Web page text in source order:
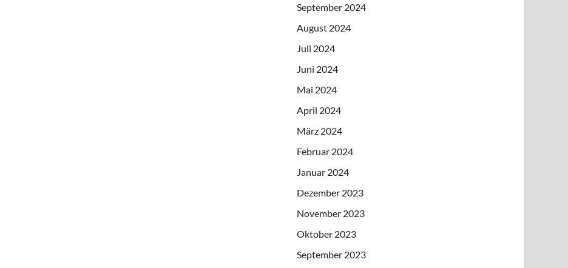
September 2024
August 2024
Juli 2024
Juni 2024
Mai 2024
April 2024
März 2024
Februar 2024
Januar 2024
Dezember 2023
November 2023
Oktober 2023
September 2023